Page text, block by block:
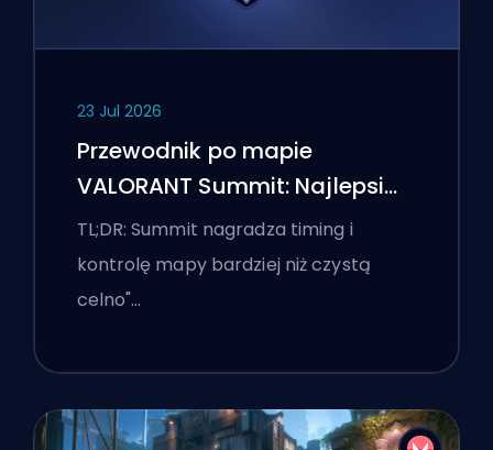
23 Jul 2026
Przewodnik po mapie
VALORANT Summit: Najlepsi
agenci, wezwania i smoki
TL;DR: Summit nagradza timing i
kontrolę mapy bardziej niż czystą
celno"…